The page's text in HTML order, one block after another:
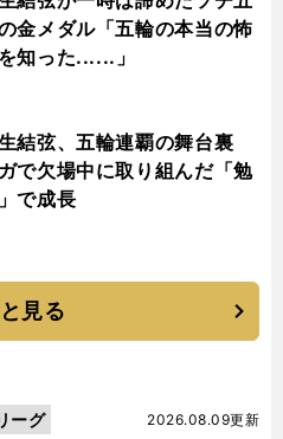
金メダル「五輪の本当の怖
知った......」
結弦、五輪連覇の舞台裏
で欠場中に取り組んだ「勉
で成長
見る
2026.08.09更新
ーグ